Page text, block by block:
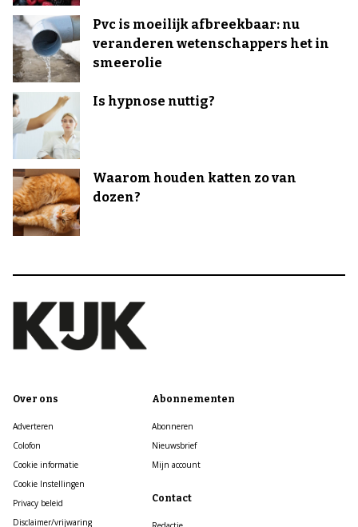
Pvc is moeilijk afbreekbaar: nu
veranderen wetenschappers het in
smeerolie
Is hypnose nuttig?
Waarom houden katten zo van
dozen?
Over ons
Adverteren
Colofon
Cookie informatie
Cookie Instellingen
Privacy beleid
Disclaimer/vrijwaring
Abonnementen
Abonneren
Nieuwsbrief
Mijn account
Contact